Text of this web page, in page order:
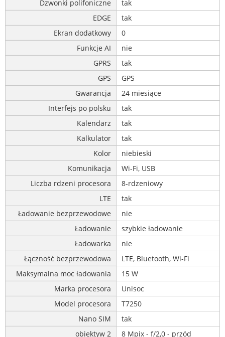
Dzwonki polifoniczne
tak
EDGE
tak
Ekran dodatkowy
0
Funkcje AI
nie
GPRS
tak
GPS
GPS
Gwarancja
24 miesiące
Interfejs po polsku
tak
Kalendarz
tak
Kalkulator
tak
Kolor
niebieski
Komunikacja
Wi-Fi, USB
Liczba rdzeni procesora
8-rdzeniowy
LTE
tak
Ładowanie bezprzewodowe
nie
Ładowanie
szybkie ładowanie
Ładowarka
nie
Łączność bezprzewodowa
LTE, Bluetooth, Wi-Fi
Maksymalna moc ładowania
15 W
Marka procesora
Unisoc
Model procesora
T7250
Nano SIM
tak
obiektyw 2
8 Mpix - f/2,0 - przód